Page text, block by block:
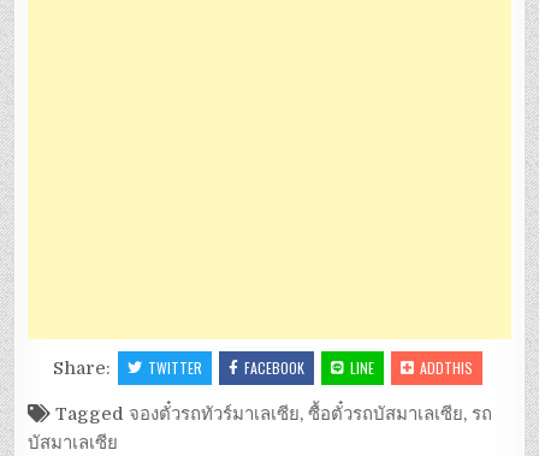
Share: TWITTER FACEBOOK LINE ADDTHIS
Tagged จองตั๋วรถทัวร์มาเลเซีย,ซื้อตั๋วรถบัสมาเลเซีย, รถ
บัสมาเลเซีย